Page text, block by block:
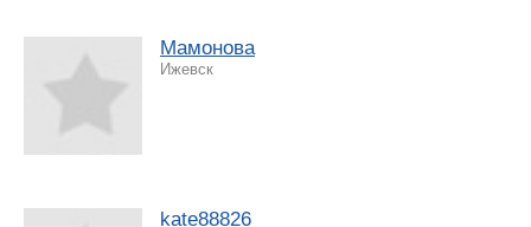
Мамонова
Ижевск
kate88826